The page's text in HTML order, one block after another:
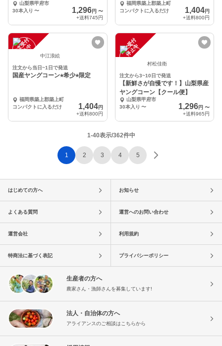
山梨県甲府市
30本入り 〜 1,296円 〜
+送料745円
福岡県築上郡築上町
コンパクトに入るだけ
1,404円
+送料800円
注
文
受
付
停
止
中 中江浪絵
注文から当日~1日で発送
国産ヤングコーン⭐︎希少⭐︎限定
福岡県築上郡築上町
コンパクトに入るだけ
1,404円
+送料800円
注
文
受
付
停
止
中
村松佳衛
注文から3~10日で発送
【新鮮さが自慢です！】山梨県産
ヤングコーン【クール便】
山梨県甲府市
30本入り 〜 1,296円 〜
+送料965円
1-40表示/362件中
1 2 3 4 5
はじめての方へ お知らせ
よくある質問 運営へのお問い合わせ
運営会社 利用規約
特商法に基づく表記 プライバシーポリシー
生産者の方へ
農家さん・漁師さんを募集しています!
法人・自治体の方へ
アライアンスのご相談はこちらから